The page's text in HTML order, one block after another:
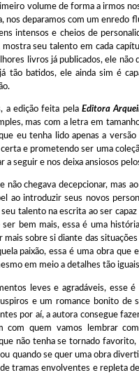
volume de forma a irmos
nos deparamos com um enredo
intensos e cheios de
mostra seu talento em cada
livros já publicados, ele
tão batidos, ele ainda sim é
a edição feita pela Editora
mas com a letra em
eu tenha lido apenas a
e prometendo ser uma
a seguir e nos deixa ansiosos
não chegava decepcionar, mas
ao introduzir seus novos
talento na escrita ao ser
bem mais, essa é uma
mais sobre si diante das
paixão, essa é uma obra
em meio a detalhes tão
leves e agradáveis, esse
e um romance bonito
por aí, a autora consegue
com quem vamos lembrar
não tenha se tornado
quando se quer uma obra
tramas envolventes e repleta